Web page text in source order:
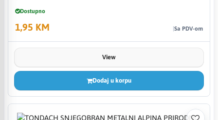
Dostupno
1,95 KM Sa PDV-om
View
Dodaj u korpu